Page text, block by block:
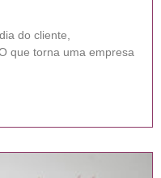
do cliente,
que torna uma empresa